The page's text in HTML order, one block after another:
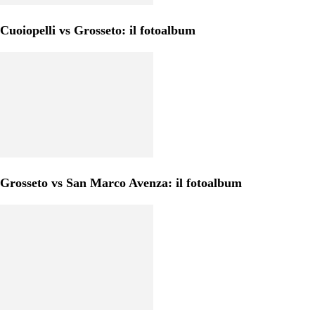
Cuoiopelli vs Grosseto: il fotoalbum
Grosseto vs San Marco Avenza: il fotoalbum